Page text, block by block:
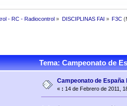
- RC - Radiocontrol » DISCIPLINAS FAI » F3C
Tema: Campeonato de
Campeonato de España
« : 14 de Febrero de 2011,